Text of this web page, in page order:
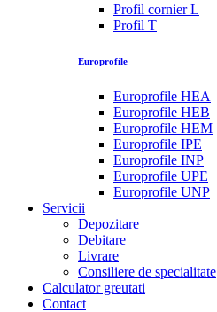
Profil cornier L
Profil T
Europrofile
Europrofile HEA
Europrofile HEB
Europrofile HEM
Europrofile IPE
Europrofile INP
Europrofile UPE
Europrofile UNP
Servicii
Depozitare
Debitare
Livrare
Consiliere de specialitate
Calculator greutati
Contact